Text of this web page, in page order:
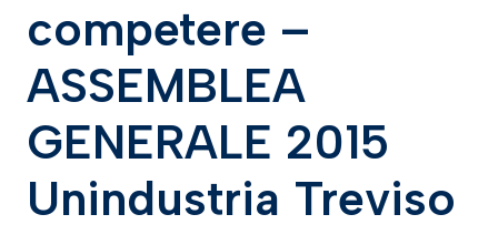
competere –
ASSEMBLEA
GENERALE 2015
Unindustria Treviso